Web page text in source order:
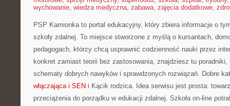
wychowanie, wiedza medyczna, zabawa, zajęcia dodatkowe,
PSP Kamionka to portal edukacyjny, który zbiera informacje o
szkoły zdalnej. To miejsce stworzone z myślą o kursantach,
pedagogach, którzy chcą usprawnić codzienność nauki przez
konkret zamiast teorii bez zastosowania, znajdziesz tu
schematy dobrych nawyków i sprawdzonych rozwiązań. Dobre
włączająca i SEN i Kącik rodzica. Idea serwisu jest prosta:
przeciążenia do porządku w edukacji zdalnej. Szkoła on-line